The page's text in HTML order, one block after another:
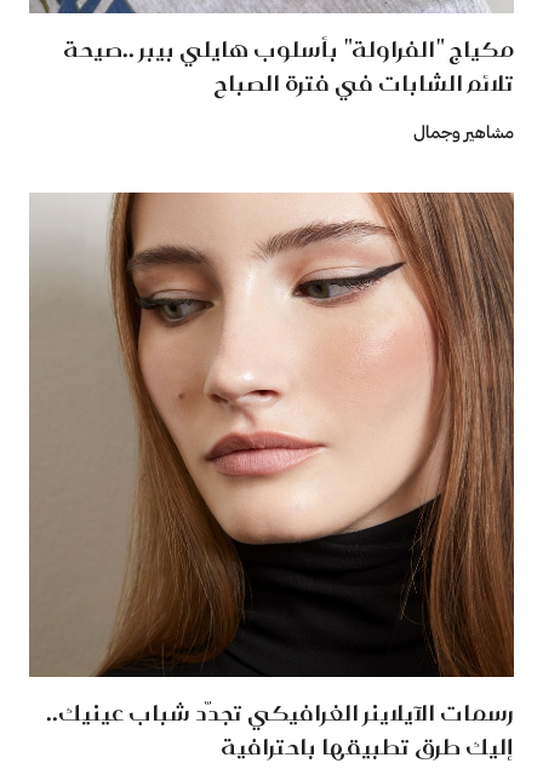
مكياج "الفراولة" بأسلوب هايلي بيبر ..صيحة
تلائم الشابات في فترة الصباح
مشاهير وجمال
رسمات الآيلاينر الغرافيكي تجدّد شباب عينيك..
إليك طرق تطبيقها باحترافية